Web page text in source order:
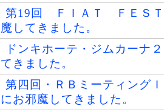
第19回 ＦＩＡＴ ＦＥＳ
魔してきました。
ドンキホーテ・ジムカーナ
てきました。
第四回・ＲＢミーティング
にお邪魔してきました。